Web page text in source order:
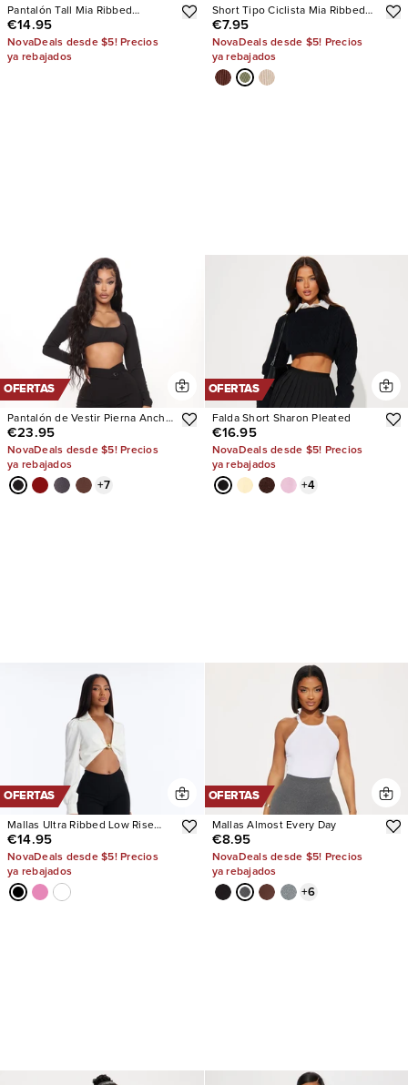
Pantalón Tall Mia Ribbed
Seamless Flare
€14.95
NovaDeals desde $5! Precios
ya rebajados
Short Tipo Ciclista Mia Ribbed
Seamless
€7.95
NovaDeals desde $5! Precios
ya rebajados
OFERTAS
Pantalón de Vestir Pierna Ancha
Call It
€23.95
NovaDeals desde $5! Precios
ya rebajados
+7
OFERTAS
Falda Short Sharon Pleated
€16.95
NovaDeals desde $5! Precios
ya rebajados
+4
OFERTAS
Mallas Ultra Ribbed Low Rise
Capri
€14.95
NovaDeals desde $5! Precios
ya rebajados
OFERTAS
Mallas Almost Every Day
€8.95
NovaDeals desde $5! Precios
ya rebajados
+6